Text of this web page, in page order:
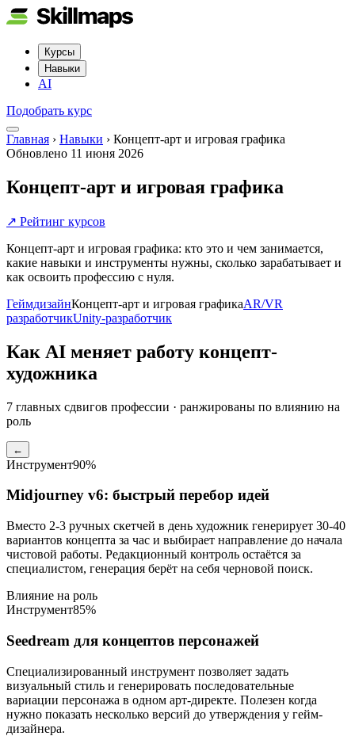
Курсы
Навыки
AI
Подобрать курс
Главная › Навыки › Концепт-арт и игровая графика
Обновлено 11 июня 2026
Концепт-арт и игровая графика
↗ Рейтинг курсов
Концепт-арт и игровая графика: кто это и чем занимается,
какие навыки и инструменты нужны, сколько зарабатывает и
как освоить профессию с нуля.
ГеймдизайнКонцепт-арт и игровая графикаAR/VR
разработчикUnity-разработчик
Как AI меняет работу концепт-
художника
7 главных сдвигов профессии · ранжированы по влиянию на
роль
←
Инструмент90%
Midjourney v6: быстрый перебор идей
Вместо 2-3 ручных скетчей в день художник генерирует 30-40
вариантов концепта за час и выбирает направление до начала
чистовой работы. Редакционный контроль остаётся за
специалистом, генерация берёт на себя черновой поиск.
Влияние на роль
Инструмент85%
Seedream для концептов персонажей
Специализированный инструмент позволяет задать
визуальный стиль и генерировать последовательные
вариации персонажа в одном арт-директе. Полезен когда
нужно показать несколько версий до утверждения у гейм-
дизайнера.